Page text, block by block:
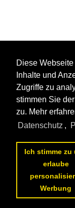
Diese
Inhalte und
Zugriffe zu
stimmen Sie
zu. Mehr
Datenschutz ,
Ich stimme zu
erlaube
Werbung